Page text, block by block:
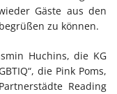
Gäste aus den
zu können.
Huchins, die KG
die Pink Poms,
Reading